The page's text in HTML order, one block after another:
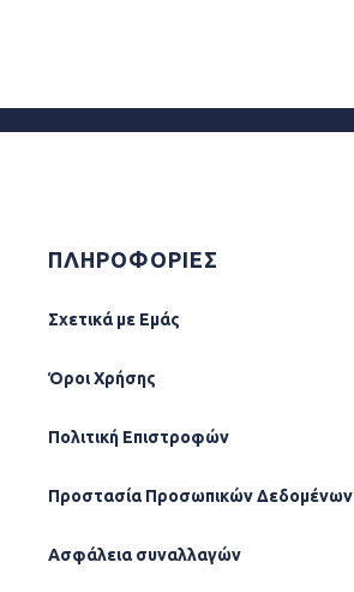
ΠΛΗΡΟΦΟΡΙΕΣ
Σχετικά µε Εµάς
Όροι Χρήσης
Πολιτική Επιστροφών
Προστασία Προσωπικών Δεδομένων
Ασφάλεια συναλλαγών